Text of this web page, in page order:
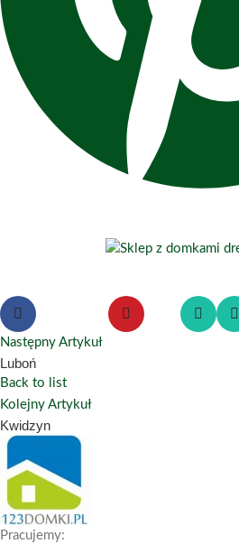
Następny Artykuł
Luboń
Back to list
Kolejny Artykuł
Kwidzyn
Pracujemy: